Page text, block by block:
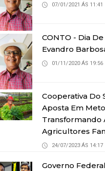
07/01/2021 ÁS 11:41
CONTO - Dia
Evandro
01/11/2020 ÁS 19:56
Cooperativa Do
Aposta Em
Transformando
Agricultores
24/07/2023 ÁS 14:17
Governo